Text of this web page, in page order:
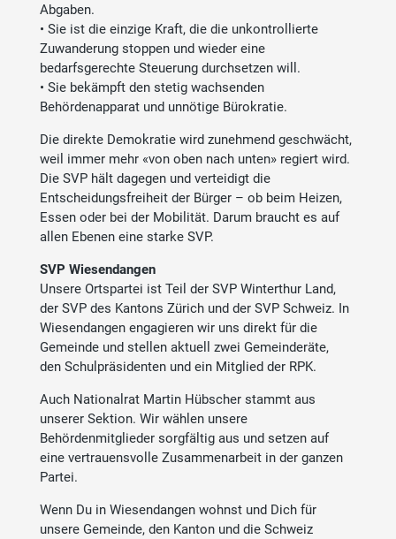
Abgaben.
• Sie ist die einzige Kraft, die die unkontrollierte
Zuwanderung stoppen und wieder eine
bedarfsgerechte Steuerung durchsetzen will.
• Sie bekämpft den stetig wachsenden
Behördenapparat und unnötige Bürokratie.
Die direkte Demokratie wird zunehmend geschwächt,
weil immer mehr «von oben nach unten» regiert wird.
Die SVP hält dagegen und verteidigt die
Entscheidungsfreiheit der Bürger – ob beim Heizen,
Essen oder bei der Mobilität. Darum braucht es auf
allen Ebenen eine starke SVP.
SVP Wiesendangen
Unsere Ortspartei ist Teil der SVP Winterthur Land,
der SVP des Kantons Zürich und der SVP Schweiz. In
Wiesendangen engagieren wir uns direkt für die
Gemeinde und stellen aktuell zwei Gemeinderäte,
den Schulpräsidenten und ein Mitglied der RPK.
Auch Nationalrat Martin Hübscher stammt aus
unserer Sektion. Wir wählen unsere
Behördenmitglieder sorgfältig aus und setzen auf
eine vertrauensvolle Zusammenarbeit in der ganzen
Partei.
Wenn Du in Wiesendangen wohnst und Dich für
unsere Gemeinde, den Kanton und die Schweiz